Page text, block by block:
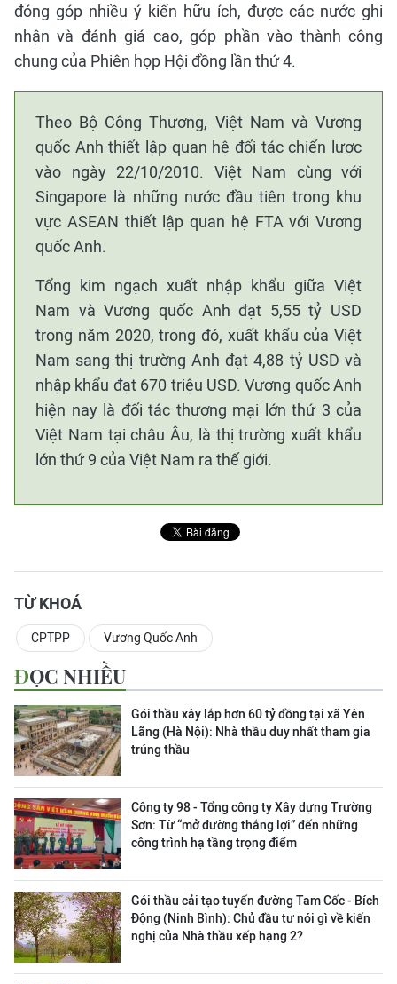
đóng góp nhiều ý kiến hữu ích, được các nước ghi
nhận và đánh giá cao, góp phần vào thành công
chung của Phiên họp Hội đồng lần thứ 4.
Theo Bộ Công Thương, Việt Nam và Vương
quốc Anh thiết lập quan hệ đối tác chiến lược
vào ngày 22/10/2010. Việt Nam cùng với
Singapore là những nước đầu tiên trong khu
vực ASEAN thiết lập quan hệ FTA với Vương
quốc Anh.
Tổng kim ngạch xuất nhập khẩu giữa Việt
Nam và Vương quốc Anh đạt 5,55 tỷ USD
trong năm 2020, trong đó, xuất khẩu của Việt
Nam sang thị trường Anh đạt 4,88 tỷ USD và
nhập khẩu đạt 670 triệu USD. Vương quốc Anh
hiện nay là đối tác thương mại lớn thứ 3 của
Việt Nam tại châu Âu, là thị trường xuất khẩu
lớn thứ 9 của Việt Nam ra thế giới.
TỪ KHOÁ
CPTPP Vương Quốc Anh
ĐỌC NHIỀU
Gói thầu xây lắp hơn 60 tỷ đồng tại xã Yên
Lãng (Hà Nội): Nhà thầu duy nhất tham gia
trúng thầu
Công ty 98 - Tổng công ty Xây dựng Trường
Sơn: Từ “mở đường thắng lợi” đến những
công trình hạ tầng trọng điểm
Gói thầu cải tạo tuyến đường Tam Cốc - Bích
Động (Ninh Bình): Chủ đầu tư nói gì về kiến
nghị của Nhà thầu xếp hạng 2?